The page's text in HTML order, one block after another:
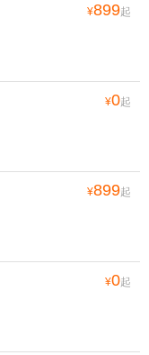
¥899起
¥0起
¥899起
¥0起